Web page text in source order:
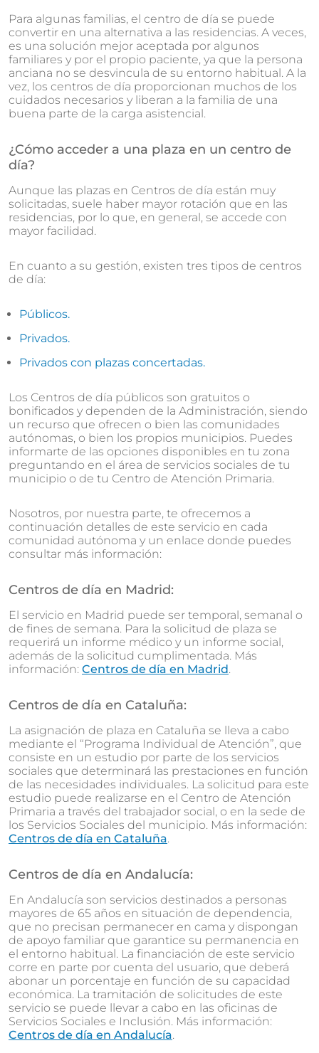
Para algunas familias, el centro de día se puede
convertir en una alternativa a las residencias. A veces,
es una solución mejor aceptada por algunos
familiares y por el propio paciente, ya que la persona
anciana no se desvincula de su entorno habitual. A la
vez, los centros de día proporcionan muchos de los
cuidados necesarios y liberan a la familia de una
buena parte de la carga asistencial.
¿Cómo acceder a una plaza en un centro de
día?
Aunque las plazas en Centros de día están muy
solicitadas, suele haber mayor rotación que en las
residencias, por lo que, en general, se accede con
mayor facilidad.
En cuanto a su gestión, existen tres tipos de centros
de día:
Públicos.
Privados.
Privados con plazas concertadas.
Los Centros de día públicos son gratuitos o
bonificados y dependen de la Administración, siendo
un recurso que ofrecen o bien las comunidades
autónomas, o bien los propios municipios. Puedes
informarte de las opciones disponibles en tu zona
preguntando en el área de servicios sociales de tu
municipio o de tu Centro de Atención Primaria.
Nosotros, por nuestra parte, te ofrecemos a
continuación detalles de este servicio en cada
comunidad autónoma y un enlace donde puedes
consultar más información:
Centros de día en Madrid:
El servicio en Madrid puede ser temporal, semanal o
de fines de semana. Para la solicitud de plaza se
requerirá un informe médico y un informe social,
además de la solicitud cumplimentada. Más
información: Centros de día en Madrid.
Centros de día en Cataluña:
La asignación de plaza en Cataluña se lleva a cabo
mediante el “Programa Individual de Atención”, que
consiste en un estudio por parte de los servicios
sociales que determinará las prestaciones en función
de las necesidades individuales. La solicitud para este
estudio puede realizarse en el Centro de Atención
Primaria a través del trabajador social, o en la sede de
los Servicios Sociales del municipio. Más información:
Centros de día en Cataluña.
Centros de día en Andalucía:
En Andalucía son servicios destinados a personas
mayores de 65 años en situación de dependencia,
que no precisan permanecer en cama y dispongan
de apoyo familiar que garantice su permanencia en
el entorno habitual. La financiación de este servicio
corre en parte por cuenta del usuario, que deberá
abonar un porcentaje en función de su capacidad
económica. La tramitación de solicitudes de este
servicio se puede llevar a cabo en las oficinas de
Servicios Sociales e Inclusión. Más información:
Centros de día en Andalucía.